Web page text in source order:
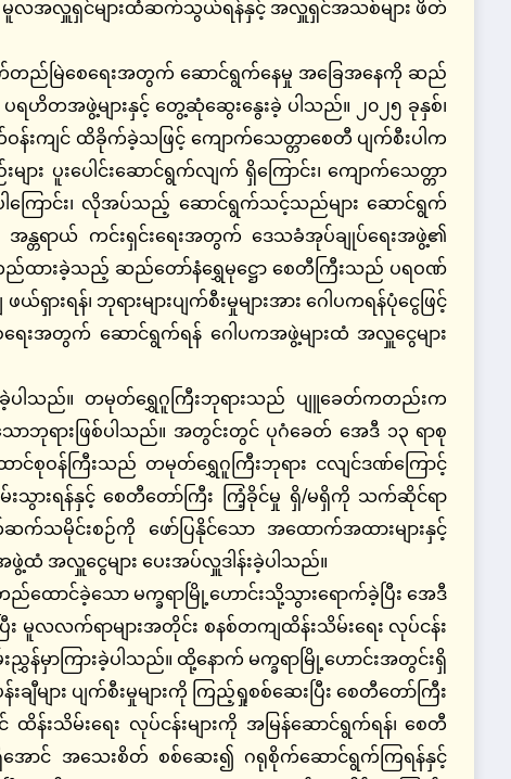
၊ မူလအလှူရှင်များထံဆက်သွယ်ရန်နှင့် အလှူရှင်အသစ်များ ဖိတ်
က်တည်မြဲစေရေးအတွက် ဆောင်ရွက်နေမှု အခြေအနေကို ဆည်
ရဟိတအဖွဲ့များနှင့် တွေ့ဆုံဆွေးနွေးခဲ့ ပါသည်။ ၂၀၂၅ ခုနှစ်၊
ကျင် ထိခိုက်ခဲ့သဖြင့် ကျောက်သေတ္တာစေတီ ပျက်စီးပါက
ပူးပေါင်းဆောင်ရွက်လျက် ရှိကြောင်း၊ ကျောက်သေတ္တာ
ါကြောင်း၊ လိုအပ်သည့် ဆောင်ရွက်သင့်သည်များ ဆောင်ရွက်
၊ အန္တရာယ် ကင်းရှင်းရေးအတွက် ဒေသခံအုပ်ချုပ်ရေးအဖွဲ့၏
တည်ထားခဲ့သည့် ဆည်တော်နံရွှေမုဋ္ဌော စေတီကြီးသည် ပရဝဏ်
န်၊ ဘုရားများပျက်စီးမှုများအား ဂေါပကရန်ပုံငွေဖြင့်
ေရေးအတွက် ဆောင်ရွက်ရန် ဂေါပကအဖွဲ့များထံ အလှူငွေများ
ါသည်။ တမုတ်ရွှေဂူကြီးဘုရားသည် ပျူခေတ်ကတည်းက
ဘုရားဖြစ်ပါသည်။ အတွင်းတွင် ပုဂံခေတ် အေဒီ ၁၃ ရာစု
င်စုဝန်ကြီးသည် တမုတ်ရွှေဂူကြီးဘုရား ငလျင်ဒဏ်ကြောင့်
းသွားရန်နှင့် စေတီတော်ကြီး ကြံ့ခိုင်မှု ရှိ/မရှိကို သက်ဆိုင်ရာ
က်သမိုင်းစဉ်ကို ဖော်ပြနိုင်သော အထောက်အထားများနှင့်
ဖွဲ့ထံ အလှူငွေများ ပေးအပ်လှူဒါန်းခဲ့ပါသည်။
ာင်ခဲ့သော မက္ခရာမြို့ဟောင်းသို့သွားရောက်ခဲ့ပြီး အေဒီ
မူလလက်ရာများအတိုင်း စနစ်တကျထိန်းသိမ်းရေး လုပ်ငန်း
န်မှာကြားခဲ့ပါသည်။ ထို့နောက် မက္ခရာမြို့ဟောင်းအတွင်းရှိ
ျီများ ပျက်စီးမှုများကို ကြည့်ရှုစစ်ဆေးပြီး စေတီတော်ကြီး
န်းသိမ်းရေး လုပ်ငန်းများကို အမြန်ဆောင်ရွက်ရန်၊ စေတီ
ရှိအောင် အသေးစိတ် စစ်ဆေး၍ ဂရုစိုက်ဆောင်ရွက်ကြရန်နှင့်